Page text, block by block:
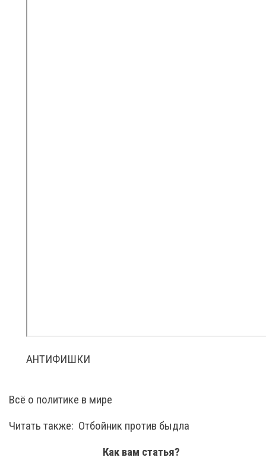
АНТИФИШКИ
Всё о политике в мире
Читать также: Отбойник против быдла
Как вам статья?